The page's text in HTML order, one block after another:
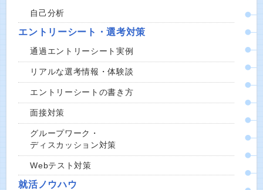
自己分析
エントリーシート・選考対策
通過エントリーシート実例
リアルな選考情報・体験談
エントリーシートの書き方
面接対策
グループワーク・
ディスカッション対策
Webテスト対策
就活ノウハウ